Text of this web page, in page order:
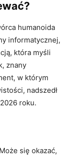
humanoida
informatycznej,
która myśli
znany
w którym
nadszedł
roku.
się okazać,